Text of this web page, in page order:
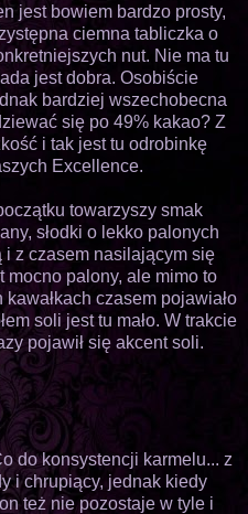
jest bowiem bardzo prosty,
ciemna tabliczka o
nut. Nie ma tu
jest dobra. Osobiście
bardziej wszechobecna
się po 49% kakao? Z
i tak jest tu odrobinkę
Excellence.
towarzyszy smak
słodki o lekko palonych
i z czasem nasilającym się
palony, ale mimo to
czasem pojawiało
soli jest tu mało. W trakcie
pojawił się akcent soli.
do konsystencji karmelu... z
i chrupiący, jednak kiedy
też nie pozostaje w tyle i